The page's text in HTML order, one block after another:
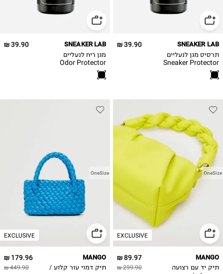
39.90 ₪ SNEAKER LAB
תרסיס מגן לנעליים
Sneaker Protector
39.90 ₪ SNEAKER LAB
מגן ריח לנעליים
Odor Protector
EXCLUSIVE
OneSize
89.97 ₪
299.90 ₪
MANGO
תיק יד עם רצועה
EXCLUSIVE
OneSize
179.96 ₪
449.90 ₪
MANGO
תיק דמוי עור קלוע /